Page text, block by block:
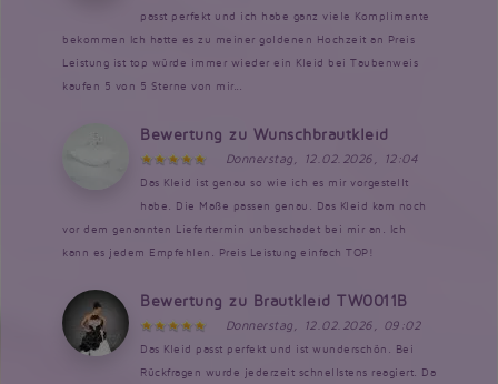
passt perfekt und ich habe ganz viele Komplimente
bekommen Ich hatte es zu meiner goldenen Hochzeit an Preis
Leistung ist top würde immer wieder ein Kleid bei Taubenweis
kaufen 5 von 5 Sterne von mir...
Bewertung zu Wunschbrautkleid
Donnerstag, 12.02.2026, 12:04
Das Kleid ist genau so wie ich es mir vorgestellt
habe. Die Maße passen genau. Das Kleid kam noch
vor dem genannten Liefertermin unbeschadet bei mir an. Ich
kann es jedem Empfehlen. Preis Leistung einfach TOP!
Bewertung zu Brautkleid TW0011B
Donnerstag, 12.02.2026, 09:02
Das Kleid passt perfekt und ist wunderschön. Bei
Rückfragen wurde jederzeit schnellstens reagiert. Da